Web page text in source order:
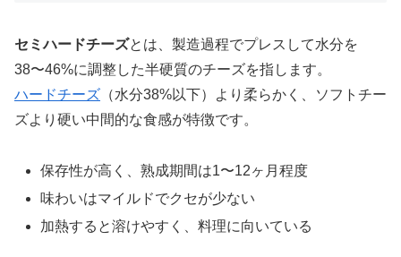
セミハードチーズとは、製造過程でプレスして水分を
38〜46%に調整した半硬質のチーズを指します。
ハードチーズ （水分38%以下）より柔らかく、ソフトチー
ズより硬い中間的な食感が特徴です。
保存性が高く、熟成期間は1〜12ヶ月程度
味わいはマイルドでクセが少ない
加熱すると溶けやすく、料理に向いている